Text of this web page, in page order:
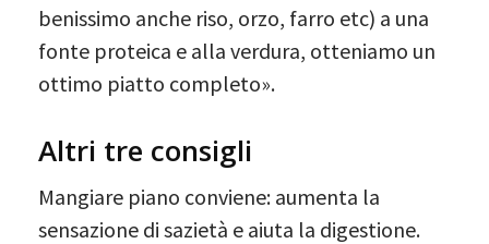
benissimo anche riso, orzo, farro etc) a una
fonte proteica e alla verdura, otteniamo un
ottimo piatto completo».
Altri tre consigli
Mangiare piano conviene: aumenta la
sensazione di sazietà e aiuta la digestione.